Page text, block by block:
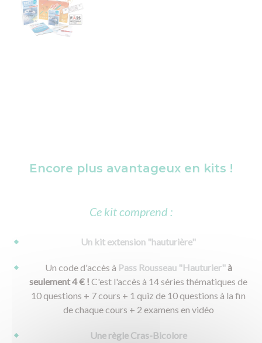
Encore plus avantageux en kits !
Ce kit comprend :
Un kit extension "hauturière"
Un code d'accès à Pass Rousseau "Hauturier"à
seulement 4 € !C'est l'accès à 14 séries thématiques de
10 questions + 7 cours + 1 quiz de 10 questions à la fin
de chaque cours + 2 examens en vidéo
Une règle Cras-Bicolore